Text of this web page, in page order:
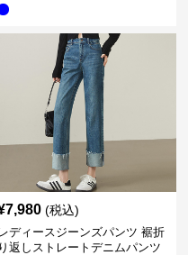
7,980 (税込)
レディースジーンズパンツ 裾折
り返しストレートデニムパンツ